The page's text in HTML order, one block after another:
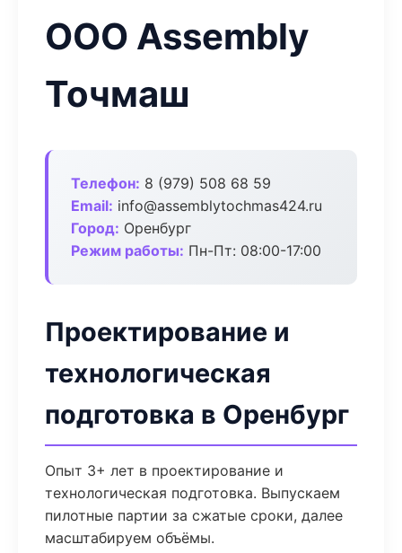
ООО Assembly
Точмаш
Телефон: 8 (979) 508 68 59
Email: info@assemblytochmas424.ru
Город: Оренбург
Режим работы: Пн-Пт: 08:00-17:00
Проектирование и
технологическая
подготовка в Оренбург
Опыт 3+ лет в проектирование и
технологическая подготовка. Выпускаем
пилотные партии за сжатые сроки, далее
масштабируем объёмы.